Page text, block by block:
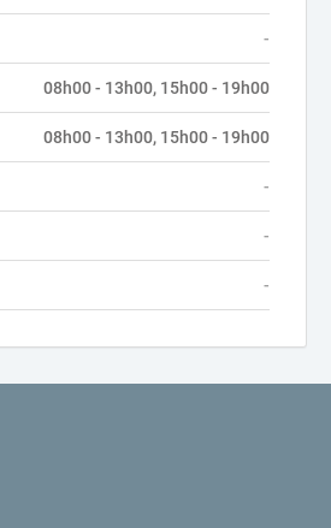
-
08h00 - 13h00, 15h00 - 19h00
08h00 - 13h00, 15h00 - 19h00
-
-
-